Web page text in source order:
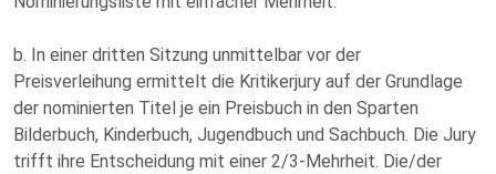
b. In einer dritten Sitzung unmittelbar vor der
Preisverleihung ermittelt die Kritikerjury auf der Grundlage
der nominierten Titel je ein Preisbuch in den Sparten
Bilderbuch, Kinderbuch, Jugendbuch und Sachbuch. Die Jury
trifft ihre Entscheidung mit einer 2/3-Mehrheit. Die/der